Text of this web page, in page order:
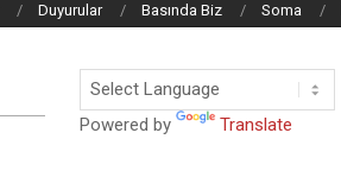
Duyurular Basında Biz Soma
Powered by Translate